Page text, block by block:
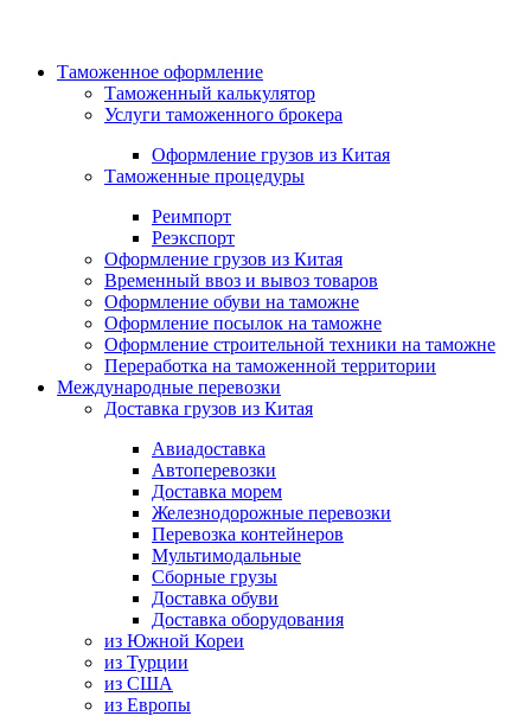
Таможенное оформление
Таможенный калькулятор
Услуги таможенного брокера
Оформление грузов из Китая
Таможенные процедуры
Реимпорт
Реэкспорт
Оформление грузов из Китая
Временный ввоз и вывоз товаров
Оформление обуви на таможне
Оформление посылок на таможне
Оформление строительной техники на таможне
Переработка на таможенной территории
Международные перевозки
Доставка грузов из Китая
Авиадоставка
Автоперевозки
Доставка морем
Железнодорожные перевозки
Перевозка контейнеров
Мультимодальные
Сборные грузы
Доставка обуви
Доставка оборудования
из Южной Кореи
из Турции
из США
из Европы